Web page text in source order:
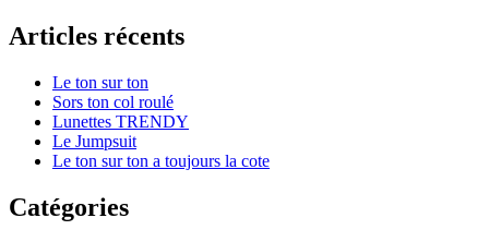
Articles récents
Le ton sur ton
Sors ton col roulé
Lunettes TRENDY
Le Jumpsuit
Le ton sur ton a toujours la cote
Catégories